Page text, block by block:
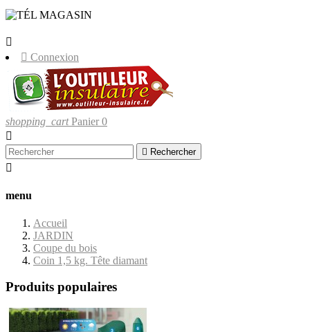

 Connexion
shopping_cart Panier 0

 Rechercher

menu
Accueil
JARDIN
Coupe du bois
Coin 1,5 kg. Tête diamant
Produits populaires